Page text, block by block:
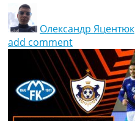
Олександр Яцентюк
add comment